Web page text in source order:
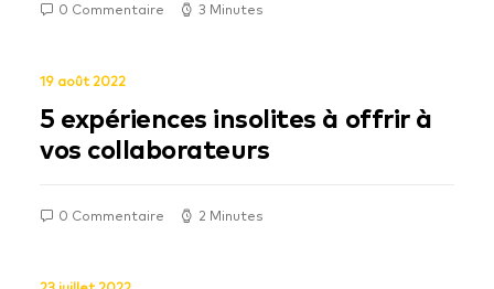
0 Commentaire 3 Minutes
19 août 2022
5 expériences insolites à offrir à
vos collaborateurs
0 Commentaire 2 Minutes